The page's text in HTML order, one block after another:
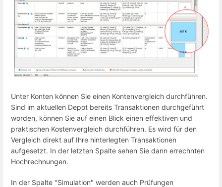
Unter Konten können Sie einen Kontenvergleich durchführen.
Sind im aktuellen Depot bereits Transaktionen durchgeführt
worden, können Sie auf einen Blick einen effektiven und
praktischen Kostenvergleich durchführen. Es wird für den
Vergleich direkt auf Ihre hinterlegten Transaktionen
aufgesetzt. In der letzten Spalte sehen Sie dann errechnten
Hochrechnungen.
In der Spalte "Simulation" werden auch Prüfungen